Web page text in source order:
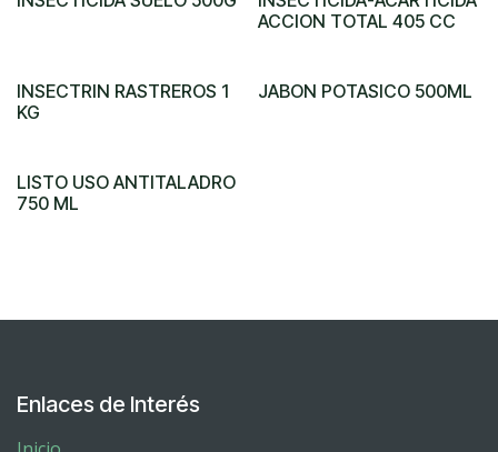
ACCION TOTAL 405 CC
INSECTRIN RASTREROS 1
KG
JABON POTASICO 500ML
LISTO USO ANTITALADRO
750 ML
Enlaces de Interés